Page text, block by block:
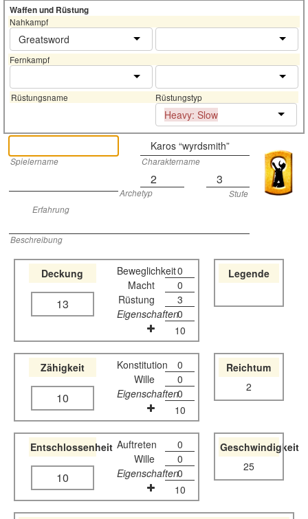
Waffen und Rüstung
Nahkampf
Greatsword
Fernkampf
Rüstungsname Rüstungstyp
Heavy: Slow
Karos “wyrdsmith”
Spielername Charaktername
2 3
Archetyp
Stufe
Erfahrung
Beschreibung
Deckung
13
Beweglichkeit0
Macht
0
Rüstung
3
Eigenschaften0
10
Legende
Zähigkeit
10
Konstitution
0
Wille
0
Eigenschaften0
10
Reichtum
2
Entschlossenheit
10
Auftreten
0
Wille
0
Eigenschaften0
10
Geschwindigkeit
25